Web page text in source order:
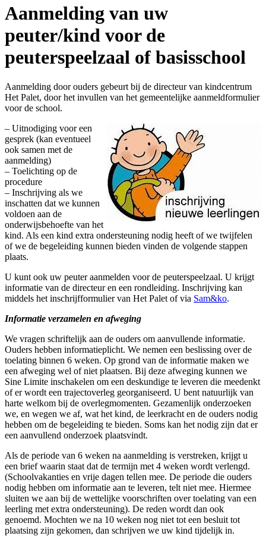
Aanmelding van uw
peuter/kind voor de
peuterspeelzaal of basisschool
Aanmelding door ouders gebeurt bij de directeur van kindcentrum
Het Palet, door het invullen van het gemeentelijke aanmeldformulier
voor de school.
– Uitnodiging voor een
gesprek (kan eventueel
ook samen met de
aanmelding)
– Toelichting op de
procedure
– Inschrijving als we
inschatten dat we kunnen
voldoen aan de
onderwijsbehoefte van het
kind. Als een kind extra ondersteuning nodig heeft of we twijfelen
of we de begeleiding kunnen bieden vinden de volgende stappen
plaats.
U kunt ook uw peuter aanmelden voor de peuterspeelzaal. U krijgt
informatie van de directeur en een rondleiding. Inschrijving kan
middels het inschrijfformulier van Het Palet of via Sam&ko.
Informatie verzamelen en afweging
We vragen schriftelijk aan de ouders om aanvullende informatie.
Ouders hebben informatieplicht. We nemen een beslissing over de
toelating binnen 6 weken. Op grond van de informatie maken we
een afweging wel of niet plaatsen. Bij deze afweging kunnen we
Sine Limite inschakelen om een deskundige te leveren die meedenkt
of er wordt een trajectoverleg georganiseerd. U bent natuurlijk van
harte welkom bij de overlegmomenten. Gezamenlijk onderzoeken
we, en wegen we af, wat het kind, de leerkracht en de ouders nodig
hebben om de begeleiding te bieden. Soms kan het nodig zijn dat er
een aanvullend onderzoek plaatsvindt.
Als de periode van 6 weken na aanmelding is verstreken, krijgt u
een brief waarin staat dat de termijn met 4 weken wordt verlengd.
(Schoolvakanties en vrije dagen tellen mee. De periode die ouders
nodig hebben om informatie aan te leveren, telt niet mee. Hiermee
sluiten we aan bij de wettelijke voorschriften over toelating van een
leerling met extra ondersteuning). De reden wordt dan ook
genoemd. Mochten we na 10 weken nog niet tot een besluit tot
plaatsing zijn gekomen, dan schrijven we uw kind tijdelijk in.